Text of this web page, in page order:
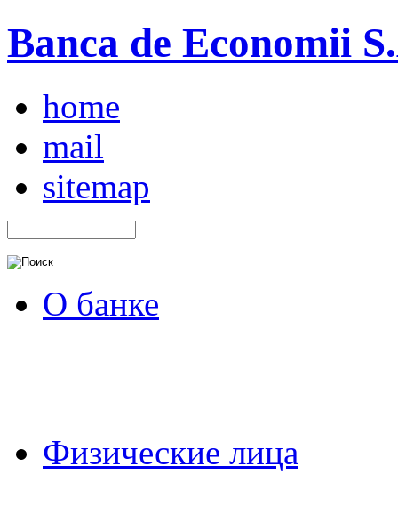
Banca de Economii
home
mail
sitemap
О банке
Физические лица